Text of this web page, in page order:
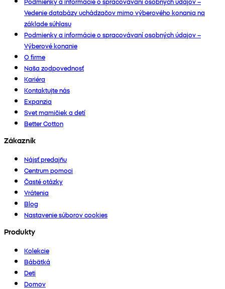
Vedenie databázy uchádzačov mimo výberového konania na
základe súhlasu
Podmienky a informácie o spracovávaní osobných údajov –
Výberové konanie
O firme
Naša zodpovednosť
Kariéra
Kontaktujte nás
Expanzia
Svet mamičiek a detí
Better Cotton
Zákazník
Nájsť predajňu
Centrum pomoci
Časté otázky
Vrátenia
Blog
Nastavenie súborov cookies
Produkty
Kolekcie
Bábätká
Deti
Domov